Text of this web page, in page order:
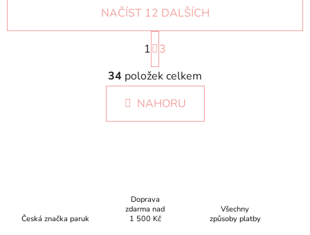
O
v
l
á
d
r
v
NAČÍST 12 DALŠÍCH
S
t
r
á
n
k
1
3
34 položek celkem
NAHORU
Česká značka paruk
Doprava
zdarma nad
1 500 Kč
Všechny
způsoby platby